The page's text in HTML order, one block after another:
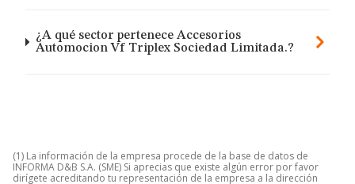
¿A qué sector pertenece Accesorios
Automocion Vf Triplex Sociedad Limitada.?
(1) La información de la empresa procede de la base de datos de
INFORMA D&B S.A. (SME) Si aprecias que existe algún error por favor
dirígete acreditando tu representación de la empresa a la dirección